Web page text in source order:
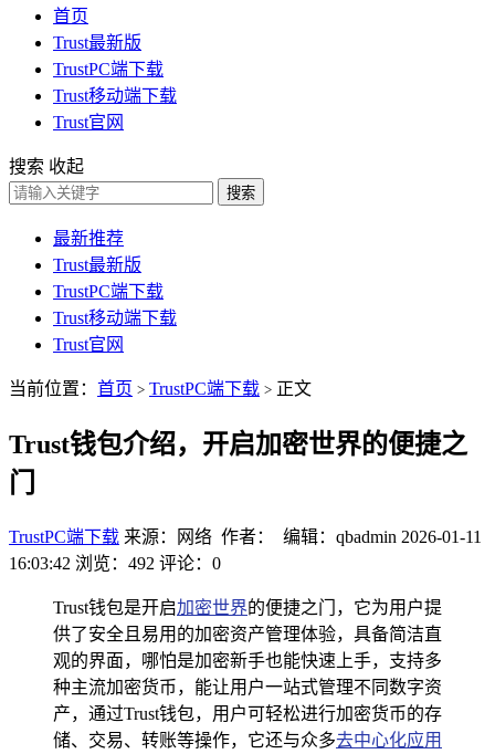
首页
Trust最新版
TrustPC端下载
Trust移动端下载
Trust官网
搜索 收起
搜索
最新推荐
Trust最新版
TrustPC端下载
Trust移动端下载
Trust官网
当前位置： 首页 > TrustPC端下载 > 正文
Trust钱包介绍，开启加密世界的便捷之
门
TrustPC端下载 来源：网络 作者： 编辑：qbadmin 2026-01-11
16:03:42 浏览：492 评论：0
Trust钱包是开启加密世界的便捷之门，它为用户提
供了安全且易用的加密资产管理体验，具备简洁直
观的界面，哪怕是加密新手也能快速上手，支持多
种主流加密货币，能让用户一站式管理不同数字资
产，通过Trust钱包，用户可轻松进行加密货币的存
储、交易、转账等操作，它还与众多去中心化应用